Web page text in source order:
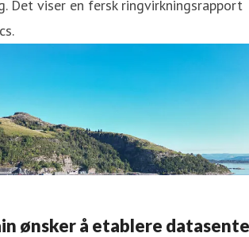
Det viser en fersk ringvirkningsrapport
ønsker å etablere